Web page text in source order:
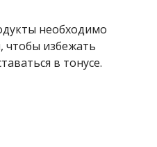
необходимо
чтобы избежать
в тонусе.